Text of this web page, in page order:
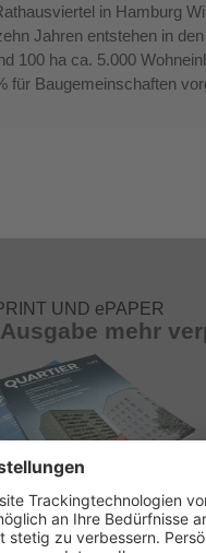
in Hamburg
Jahren entstehen in den
100 ha ca. 5.000
für Baugemeinschaften
UND ePAPER
mehr